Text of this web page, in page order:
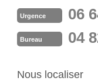
Urgence 06
Bureau 04
Nous localiser